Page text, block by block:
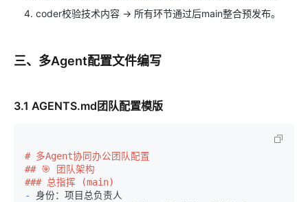
coder校验技术内容 → 所有环节通过后main整合预发布。
三、多Agent配置文件编写
3.1 AGENTS.md团队配置模版
# 多Agent协同办公团队配置
## 🎯 团队架构
### 总指挥 (main)
-